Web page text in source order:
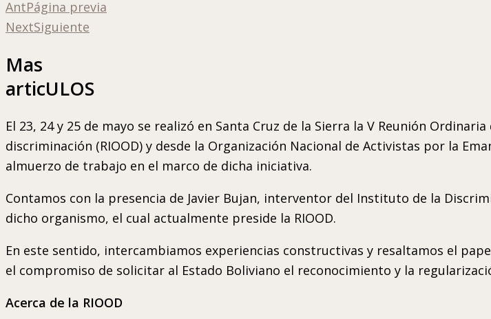
AntPágina previa
NextSiguiente
Mas
articULOS
El 23, 24 y 25 de mayo se realizó en Santa Cruz de la Sierra la V Reunión
discriminación (RIOOD) y desde la Organización Nacional de Activistas por la
almuerzo de trabajo en el marco de dicha iniciativa.
Contamos con la presencia de Javier Bujan, interventor del Instituto de la
dicho organismo, el cual actualmente preside la RIOOD.
En este sentido, intercambiamos experiencias constructivas y resaltamos el
el compromiso de solicitar al Estado Boliviano el reconocimiento y la
Acerca de la RIOOD